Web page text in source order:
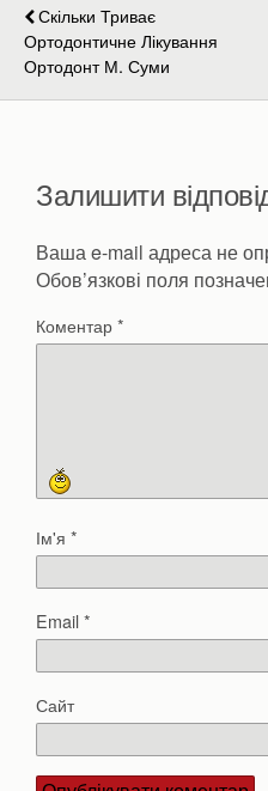
Скільки Триває
Ортодонтичне Лікування
Ортодонт М. Суми
Залишити
Ваша e-mail адреса не
Обов’язкові поля
Коментар*
Ім'я *
Email*
Сайт